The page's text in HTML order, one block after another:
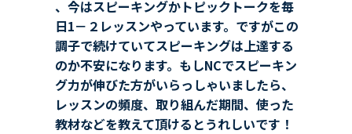
、今はスピーキングかトピックトークを毎
日1－２レッスンやっています。ですがこの
調子で続けていてスピーキングは上達する
のか不安になります。もしNCでスピーキン
グ力が伸びた方がいらっしゃいましたら、
レッスンの頻度、取り組んだ期間、使った
教材などを教えて頂けるとうれしいです！